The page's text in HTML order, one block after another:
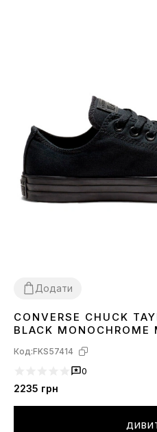
Додати
363738 3940 4143 44
CONVERSE CHUCK
BLACK MONOCHROME
Код:FKS57414
0
2235 грн